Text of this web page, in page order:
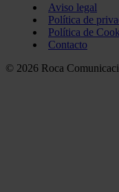
Aviso legal
Política de
Política de
Contacto
© 2026 Roca